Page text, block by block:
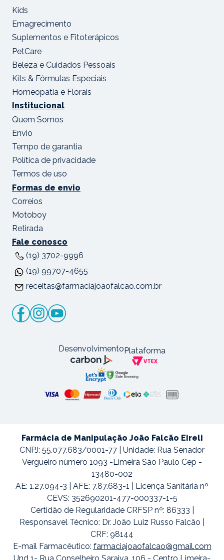
Kids
Emagrecimento
Suplementos e Fitoterápicos
PetCare
Beleza e Cuidados Pessoais
Kits & Fórmulas Especiais
Homeopatia e Florais
Institucional
Quem Somos
Envio
Tempo de garantia
Política de privacidade
Termos de uso
Formas de envio
Correios
Motoboy
Retirada
Fale conosco
(19) 3702-9996
(19) 99707-4655
receitas@farmaciajoaofalcao.com.br
DesenvolvimentoPlataforma
Farmácia de Manipulação João Falcão Eireli
CNPJ: 55.077.683/0001-77 | Unidade: Rua Senador
Vergueiro número 1093 -Limeira São Paulo Cep -
13480-002
AE: 1.27.094-3 | AFE: 7.87.683-1 | Licença Sanitária nº
CEVS: 352690201-477-000337-1-5
Certidão de Regularidade CRFSP nº: 86333 |
Responsavel Técnico: Dr. João Luiz Russo Falcão |
CRF: 98144
E-mail Farmacêutico: farmaciajoaofalcao@gmail.com